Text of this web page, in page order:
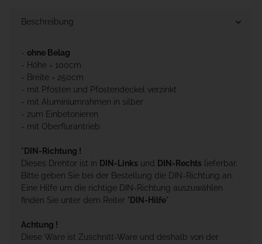
Beschreibung
- ohne Belag
- Höhe = 100cm
- Breite = 250cm
- mit Pfosten und Pfostendeckel verzinkt
- mit Aluminiumrahmen in silber
- zum Einbetonieren
- mit Oberflurantrieb
*DIN-Richtung !
Dieses Drehtor ist in DIN-Links und DIN-Rechts lieferbar.
Bitte geben Sie bei der Bestellung die DIN-Richtung an.
Eine Hilfe um die richtige DIN-Richtung auszuwählen
finden Sie unter dem Reiter " DIN-Hilfe"
Achtung !
Diese Ware ist Zuschnitt-Ware und deshalb von der